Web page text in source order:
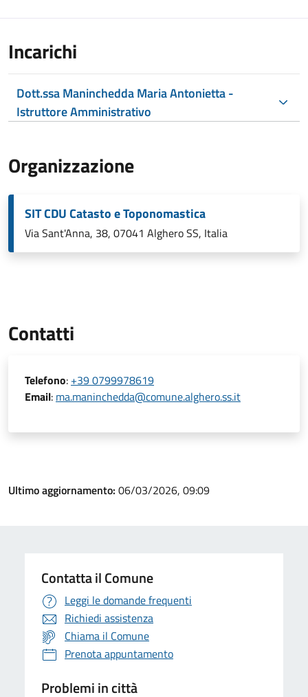
Incarichi
Dott.ssa Maninchedda Maria Antonietta -
Istruttore Amministrativo
Organizzazione
SIT CDU Catasto e Toponomastica
Via Sant'Anna, 38, 07041 Alghero SS, Italia
Contatti
Telefono: +39 0799978619
Email: ma.maninchedda@comune.alghero.ss.it
Ultimo aggiornamento: 06/03/2026, 09:09
Contatta il Comune
Leggi le domande frequenti
Richiedi assistenza
Chiama il Comune
Prenota appuntamento
Problemi in città